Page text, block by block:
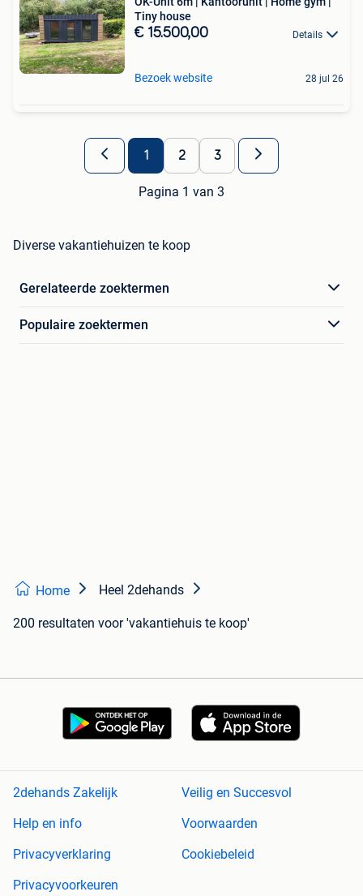
Tiny house
€ 15.500,00 Details
Bezoek website 28 jul 26
1 2 3
Pagina 1 van 3
Diverse vakantiehuizen te koop
Gerelateerde zoektermen
Populaire zoektermen
Home Heel 2dehands
200 resultaten voor 'vakantiehuis te koop'
2dehands Zakelijk
Veilig en Succesvol
Help en info
Voorwaarden
Privacyverklaring
Cookiebeleid
Privacyvoorkeuren